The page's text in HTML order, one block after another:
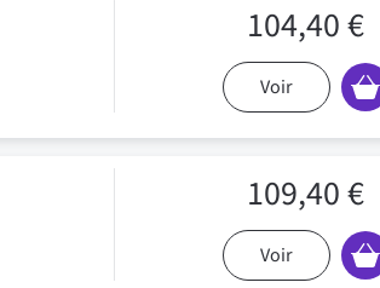
104,40 €
Voir
109,40 €
Voir